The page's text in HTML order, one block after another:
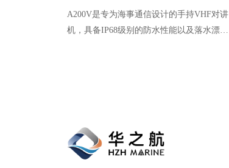
A200V是专为海事通信设计的手持VHF对讲
机，具备IP68级别的防水性能以及落水漂浮